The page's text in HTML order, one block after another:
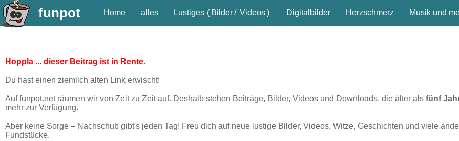
funpot Home alles Lustiges ( Bilder/ Videos) Digitalbilder Herzschmerz Musik und
Hoppla ... dieser Beitrag ist in Rente.
Du hast einen ziemlich alten Link erwischt!
Auf funpot.net räumen wir von Zeit zu Zeit auf. Deshalb stehen Beiträge, Bilder, Videos und Downloads, die älter als fünf
mehr zur Verfügung.
Aber keine Sorge – Nachschub gibt's jeden Tag! Freu dich auf neue lustige Bilder, Videos, Witze, Geschichten und viele
Fundstücke.